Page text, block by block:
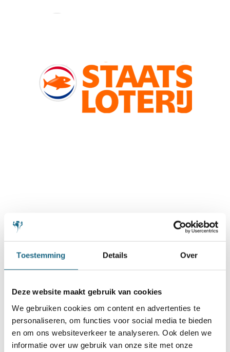
Toestemming Details Over
Deze website maakt gebruik van cookies
We gebruiken cookies om content en advertenties te
personaliseren, om functies voor social media te bieden
en om ons websiteverkeer te analyseren. Ook delen we
informatie over uw gebruik van onze site met onze